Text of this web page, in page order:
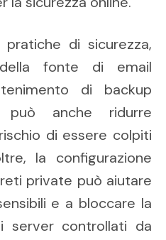
pratiche di sicurezza,
fonte di email
di backup
anche ridurre
di essere colpiti
la configurazione
private può aiutare
e a bloccare la
server controllati da